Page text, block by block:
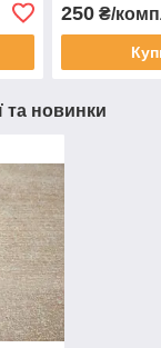
250₴/
та новинки